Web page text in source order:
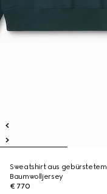
Sweatshirt aus gebürstetem
Baumwolljersey
€ 770